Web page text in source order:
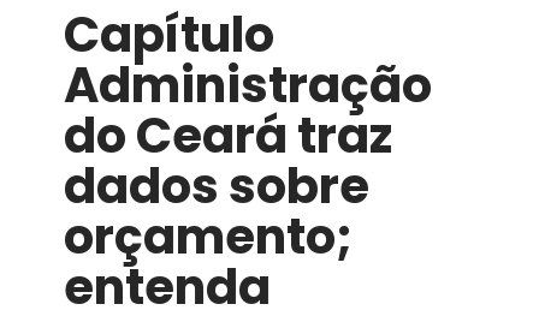
ento; entenda
Capítulo
Administração
do Ceará traz
dados sobre
orçamento;
entenda